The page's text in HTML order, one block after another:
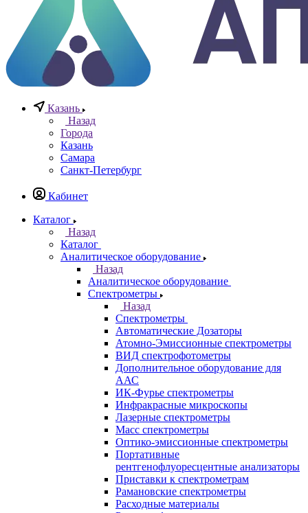
Казань
Назад
Города
Самара
Кабинет
Каталог
Назад
Каталог
Аналитическое оборудование
Назад
Аналитическое оборудование
Спектрометры
Назад
Спектрометры
Автоматические Дозаторы
Атомно-Эмиссионные спектрометры
ВИД спектрофотометры
Дополнительное оборудование для
ААС
ИК-Фурье спектрометры
Инфракрасные микроскопы
Лазерные спектрометры
Масс спектрометры
Оптико-эмиссионные спектрометры
Портативные
рентгенофлуоресцентные анализаторы